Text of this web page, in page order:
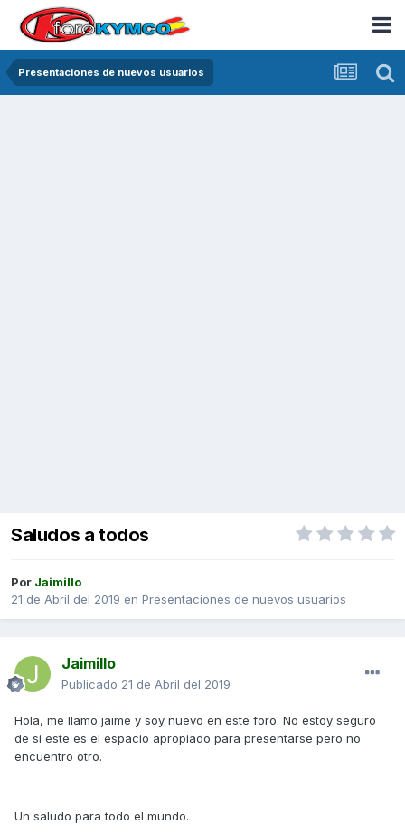
Presentaciones de nuevos usuarios
Saludos a todos
Por Jaimillo
21 de Abril del 2019 en Presentaciones de nuevos usuarios
Jaimillo
Publicado 21 de Abril del 2019
Hola, me llamo jaime y soy nuevo en este foro. No estoy seguro
de si este es el espacio apropiado para presentarse pero no
encuentro otro.
Un saludo para todo el mundo.